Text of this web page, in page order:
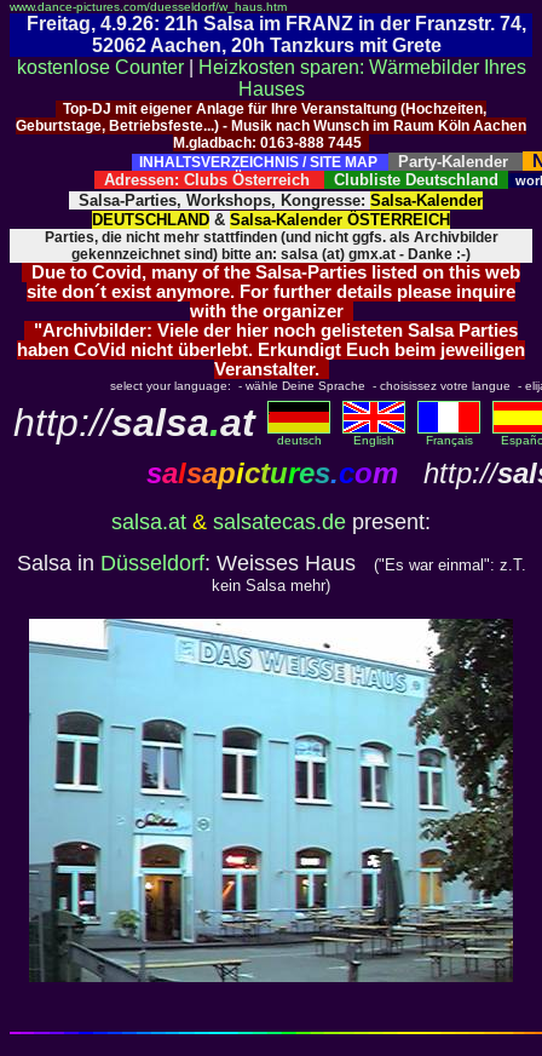
www.dance-pictures.com/duesseldorf/w_haus.htm
Freitag, 4.9.26: 21h Salsa im FRANZ in der Franzstr. 74,
52062 Aachen, 20h Tanzkurs mit Grete
kostenlose Counter|
Heizkosten sparen: Wärmebilder Ihres
Hauses
Top-DJ mit eigener Anlage für Ihre Veranstaltung (Hochzeiten,
Geburtstage, Betriebsfeste...) - Musik nach Wunsch im Raum Köln Aachen
M.gladbach: 0163-888 7445
INHALTSVERZEICHNIS / SITE MAP
Party-Kalender
Adressen: Clubs Österreich Clubliste Deutschland
Salsa-Parties, Workshops, Kongresse: Salsa-Kalender
DEUTSCHLAND & Salsa-Kalender ÖSTERREICH
Parties, die nicht mehr stattfinden (und nicht ggfs. als Archivbilder
gekennzeichnet sind) bitte an: salsa (at) gmx.at - Danke :-)
Due to Covid, many of the Salsa-Parties listed on this web
site don´t exist anymore. For further details please inquire
with the organizer
"Archivbilder: Viele der hier noch gelisteten Salsa Parties
haben CoVid nicht überlebt. Erkundigt Euch beim jeweiligen
Veranstalter.
select your language: - wähle Deine Sprache - choisissez votre langue -
http://salsa.at deutsch English Français
salsapictures.com http://
salsa.at & salsatecas.de present:
Salsa in Düsseldorf: Weisses Haus
("Es war einmal": z.T.
kein Salsa mehr)